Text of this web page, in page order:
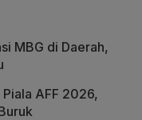
MBG di Daerah,
AFF 2026,